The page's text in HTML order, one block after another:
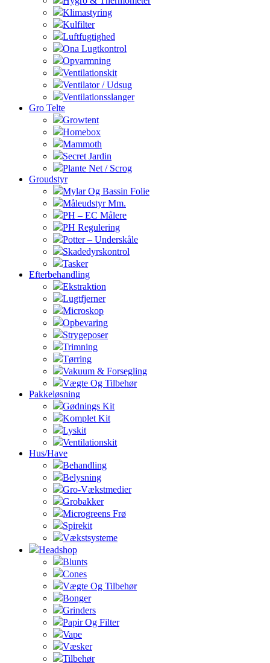
Klimastyring
Kulfilter
Luftfugtighed
Ona Lugtkontrol
Opvarmning
Ventilationskit
Ventilator / Udsug
Ventilationsslanger
Gro Telte
Growtent
Homebox
Mammoth
Secret Jardin
Plante Net / Scrog
Groudstyr
Mylar Og Bassin Folie
Måleudstyr Mm.
PH – EC Målere
PH Regulering
Potter – Underskåle
Skadedyrskontrol
Tasker
Efterbehandling
Ekstraktion
Lugtfjerner
Microskop
Opbevaring
Strygeposer
Trimning
Tørring
Vakuum & Forsegling
Vægte Og Tilbehør
Pakkeløsning
Gødnings Kit
Komplet Kit
Lyskit
Ventilationskit
Hus/Have
Behandling
Belysning
Gro-Vækstmedier
Grobakker
Microgreens Frø
Spirekit
Vækstsysteme
Headshop
Blunts
Cones
Vægte Og Tilbehør
Bonger
Grinders
Papir Og Filter
Vape
Væsker
Tilbehør